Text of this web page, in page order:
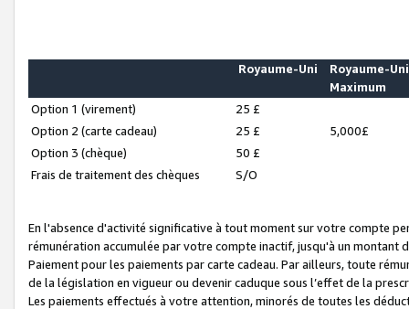
Royaume-Uni
Royaume-Uni
Maximum
Option 1 (virement)
25 £
Option 2 (carte cadeau)
25 £
5,000£
Option 3 (chèque)
50 £
Frais de traitement des chèques
S/O
En l'absence d'activité significative à tout moment sur votre compte
rémunération accumulée par votre compte inactif, jusqu'à un montant
Paiement pour les paiements par carte cadeau. Par ailleurs, toute
de la législation en vigueur ou devenir caduque sous l’effet de la
Les paiements effectués à votre attention, minorés de toutes les